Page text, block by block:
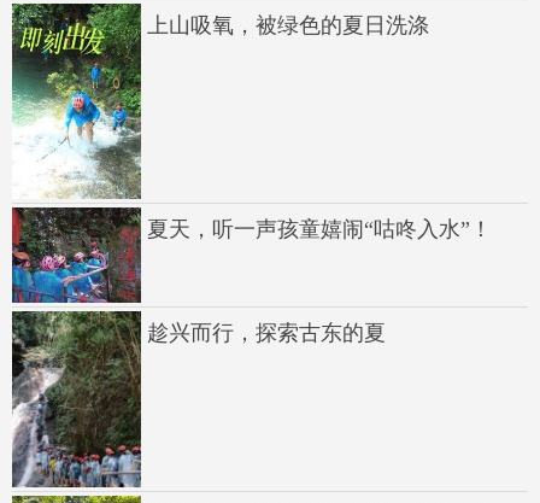
上山吸氧，被绿色的夏日洗涤
夏天，听一声孩童嬉闹“咕咚入水”！
趁兴而行，探索古东的夏